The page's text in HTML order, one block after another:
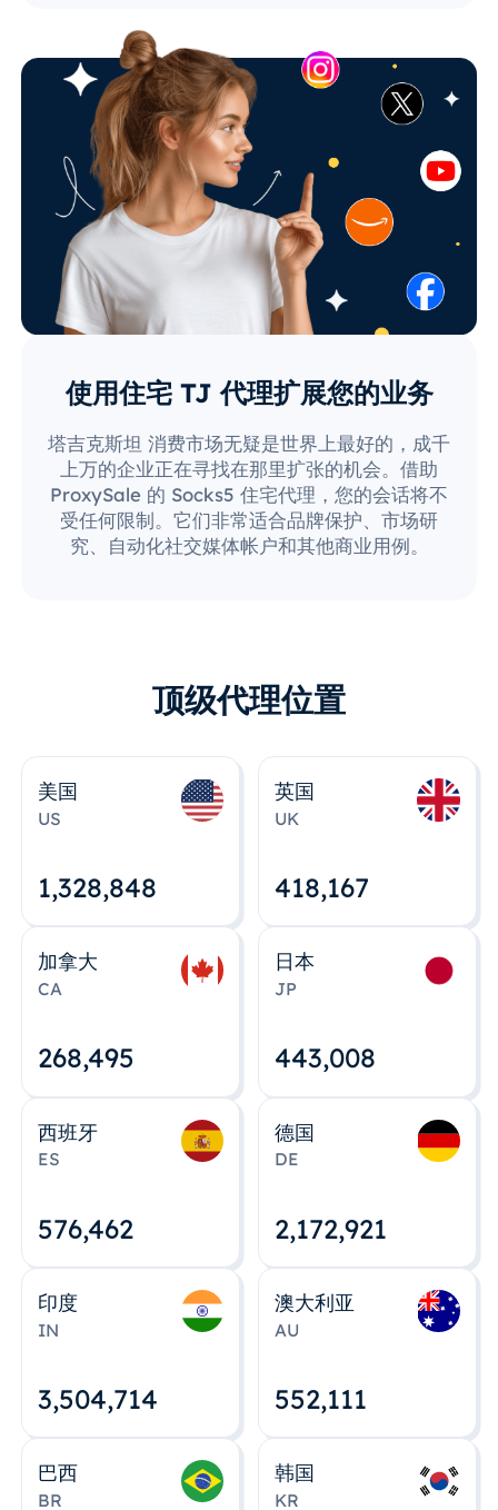
使用住宅 TJ 代理扩展您的业务
塔吉克斯坦 消费市场无疑是世界上最好的，成千
上万的企业正在寻找在那里扩张的机会。借助
ProxySale 的 Socks5 住宅代理，您的会话将不
受任何限制。它们非常适合品牌保护、市场研
究、自动化社交媒体帐户和其他商业用例。
顶级代理位置
美国
US
1,328,848
英国
UK
418,167
加拿大
CA
268,495
日本
JP
443,008
西班牙
ES
576,463
德国
DE
2,172,922
印度
IN
3,504,715
澳大利亚
AU
552,112
巴西
BR
韩国
KR